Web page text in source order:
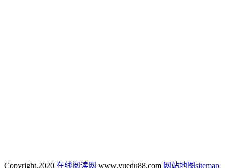
Copyright.2020 在线阅读网 www.yuedu88.com 网站地图sitemap